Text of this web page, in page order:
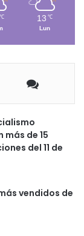
℃ 13 ℃
Lun
de 15
del 11 de
vendidos de